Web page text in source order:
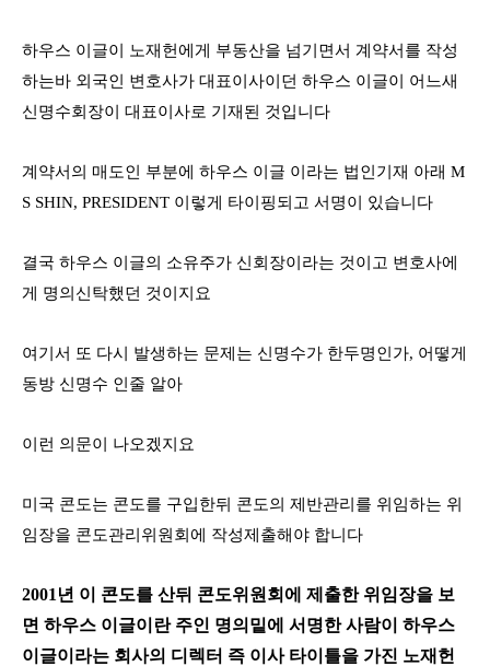
하우스 이글이 노재헌에게 부동산을 넘기면서 계약서를 작성
하는바 외국인 변호사가 대표이사이던 하우스 이글이 어느새
신명수회장이 대표이사로 기재된 것입니다
계약서의 매도인 부분에 하우스 이글 이라는 법인기재 아래 M
S SHIN, PRESIDENT 이렇게 타이핑되고 서명이 있습니다
결국 하우스 이글의 소유주가 신회장이라는 것이고 변호사에
게 명의신탁했던 것이지요
여기서 또 다시 발생하는 문제는 신명수가 한두명인가, 어떻게
동방 신명수 인줄 알아
이런 의문이 나오겠지요
미국 콘도는 콘도를 구입한뒤 콘도의 제반관리를 위임하는 위
임장을 콘도관리위원회에 작성제출해야 합니다
2001 년 이 콘도를 산뒤 콘도위원회에 제출한 위임장을 보
면 하우스 이글이란 주인 명의밑에 서명한 사람이 하우스
이글이라는 회사의 디렉터 즉 이사 타이틀을 가진 노재헌